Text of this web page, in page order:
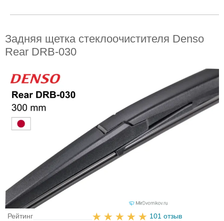
Задняя щетка стеклоочистителя Denso
Rear DRB-030
Рейтинг
101 отзыв